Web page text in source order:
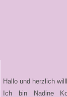
Hallo und herzlich
Ich bin Nadine